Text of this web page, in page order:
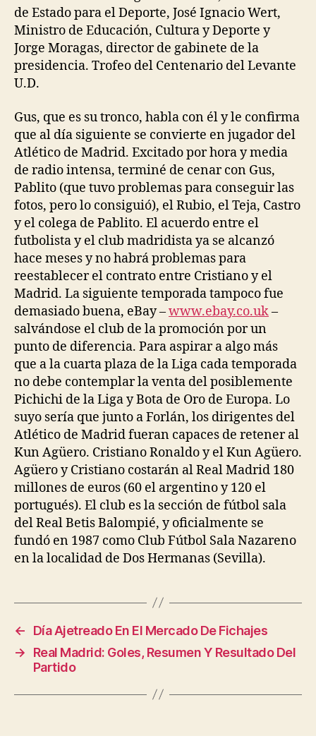
de Estado para el Deporte, José Ignacio Wert,
Ministro de Educación, Cultura y Deporte y
Jorge Moragas, director de gabinete de la
presidencia. Trofeo del Centenario del Levante
U.D.
Gus, que es su tronco, habla con él y le confirma
que al día siguiente se convierte en jugador del
Atlético de Madrid. Excitado por hora y media
de radio intensa, terminé de cenar con Gus,
Pablito (que tuvo problemas para conseguir las
fotos, pero lo consiguió), el Rubio, el Teja, Castro
y el colega de Pablito. El acuerdo entre el
futbolista y el club madridista ya se alcanzó
hace meses y no habrá problemas para
reestablecer el contrato entre Cristiano y el
Madrid. La siguiente temporada tampoco fue
demasiado buena, eBay –www.ebay.co.uk–
salvándose el club de la promoción por un
punto de diferencia. Para aspirar a algo más
que a la cuarta plaza de la Liga cada temporada
no debe contemplar la venta del posiblemente
Pichichi de la Liga y Bota de Oro de Europa. Lo
suyo sería que junto a Forlán, los dirigentes del
Atlético de Madrid fueran capaces de retener al
Kun Agüero. Cristiano Ronaldo y el Kun Agüero.
Agüero y Cristiano costarán al Real Madrid 180
millones de euros (60 el argentino y 120 el
portugués). El club es la sección de fútbol sala
del Real Betis Balompié, y oficialmente se
fundó en 1987 como Club Fútbol Sala Nazareno
en la localidad de Dos Hermanas (Sevilla).
←
Día Ajetreado En El Mercado De Fichajes
→
Real Madrid: Goles, Resumen Y Resultado Del
Partido